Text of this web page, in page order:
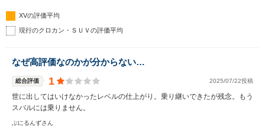
XVの評価平均
現行のクロカン・ＳＵＶの評価平均
なぜ高評価なのかが分からない…
総合評価 1 2025/07/22投稿
世に出してはいけなかったレベルの仕上がり。乗り継いできたが残念。もう
スバルには乗りません。
ぶにるんずさん